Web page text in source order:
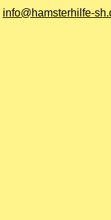
info@hamsterhilfe-